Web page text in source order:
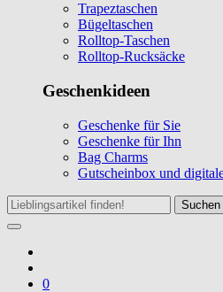
Trapeztaschen
Bügeltaschen
Rolltop-Taschen
Rolltop-Rucksäcke
Geschenkideen
Geschenke für Sie
Geschenke für Ihn
Bag Charms
Gutscheinbox und
Suchen
0